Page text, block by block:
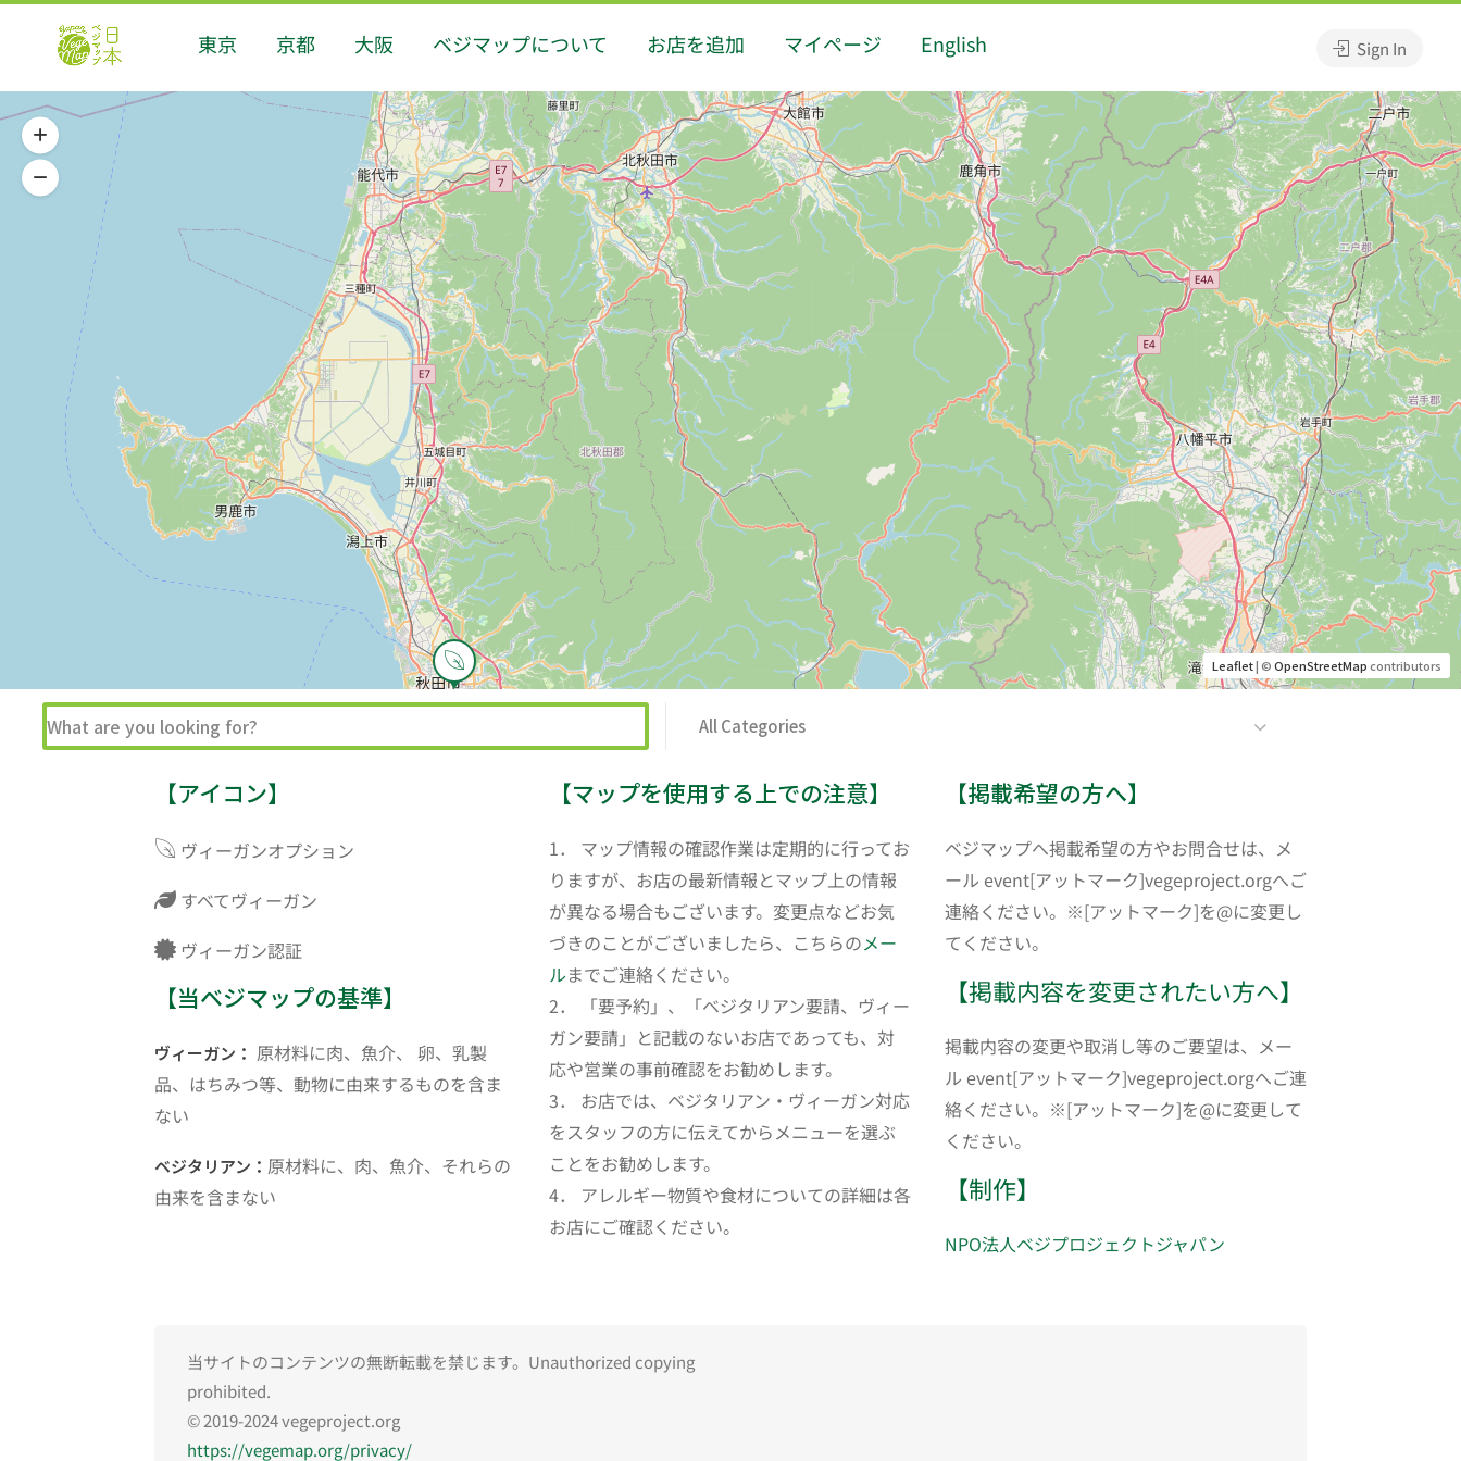
東京 京都 大阪 ベジマップについて お店を追加 マイページ English Sign In
Leaflet| ©OpenStreetMapcontributors
All Categories
【アイコン】
ヴィーガンオプション
すべてヴィーガン
ヴィーガン認証
【当ベジマップの基準】
ヴィーガン： 原材料に肉、魚介、 卵、乳製
品、はちみつ等、動物に由来するものを含ま
ない
ベジタリアン： 原材料に、肉、魚介、それらの
由来を含まない
【マップを使用する上での注意】
1． マップ情報の確認作業は定期的に行ってお
りますが、お店の最新情報とマップ上の情報
が異なる場合もございます。変更点などお気
づきのことがございましたら、こちらのメー
ルまでご連絡ください。
2． 「要予約」、「ベジタリアン要請、ヴィー
ガン要請」と記載のないお店であっても、対
応や営業の事前確認をお勧めします。
3． お店では、ベジタリアン・ヴィーガン対応
をスタッフの方に伝えてからメニューを選ぶ
ことをお勧めします。
4． アレルギー物質や食材についての詳細は各
お店にご確認ください。
【掲載希望の方へ】
ベジマップへ掲載希望の方やお問合せは、メ
ール event[アットマーク]vegeproject.orgへご
連絡ください。※[アットマーク]を@に変更し
てください。
【掲載内容を変更されたい方へ】
掲載内容の変更や取消し等のご要望は、メー
ル event[アットマーク]vegeproject.orgへご連
絡ください。※[アットマーク]を@に変更して
ください。
【制作】
NPO法人ベジプロジェクトジャパン
当サイトのコンテンツの無断転載を禁じます。Unauthorized copying
prohibited.
© 2019-2024 vegeproject.org
https://vegemap.org/privacy/